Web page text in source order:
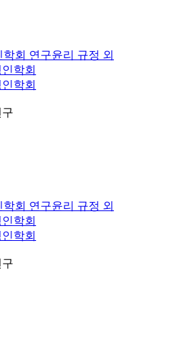
회 연구윤리 규정 외
학회
학회
회 연구윤리 규정 외
학회
학회